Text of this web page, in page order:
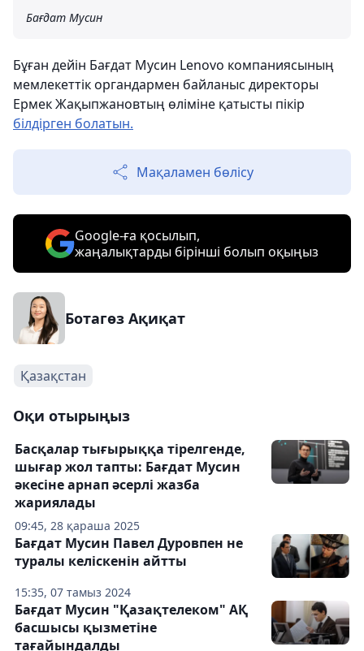
Бағдат Мусин
Бұған дейін Бағдат Мусин Lenovo компаниясының
мемлекеттік органдармен байланыс директоры
Ермек Жақыпжановтың өліміне қатысты пікір
білдірген болатын.
Мақаламен бөлісу
Google-ға қосылып,
жаңалықтарды бірінші болып оқыңыз
Ботагөз Ақиқат
Қазақстан
Оқи отырыңыз
09:45, 28 қараша 2025
Басқалар тығырыққа тірелгенде,
шығар жол тапты: Бағдат Мусин
әкесіне арнап әсерлі жазба
жариялады
15:35, 07 тамыз 2024
Бағдат Мусин Павел Дуровпен не
туралы келіскенін айтты
Бағдат Мусин "Қазақтелеком" АҚ
басшысы қызметіне
тағайындалды